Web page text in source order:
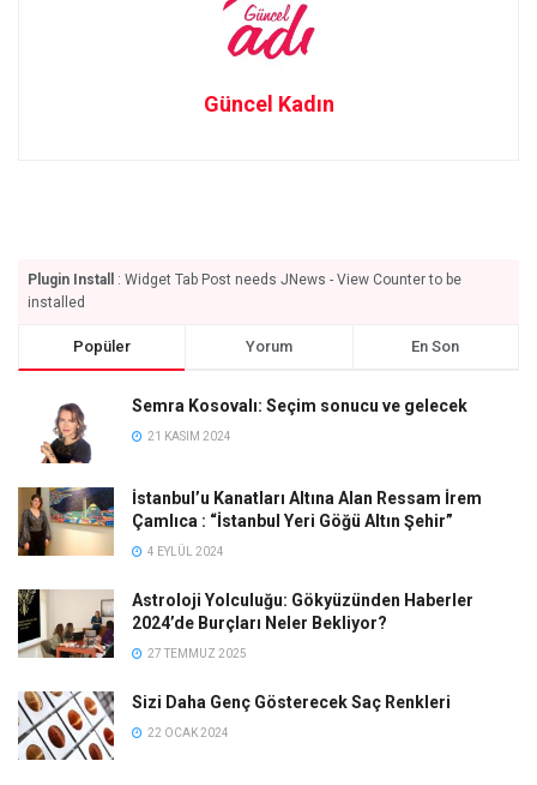
Güncel Kadın
Plugin Install
: Widget Tab Post needs JNews - View Counter to be
installed
Popüler Yorum En Son
Semra Kosovalı: Seçim sonucu ve gelecek
21 KASIM 2024
İstanbul’u Kanatları Altına Alan Ressam İrem
Çamlıca : “İstanbul Yeri Göğü Altın Şehir”
4 EYLÜL 2024
Astroloji Yolculuğu: Gökyüzünden Haberler
2024’de Burçları Neler Bekliyor?
27 TEMMUZ 2025
Sizi Daha Genç Gösterecek Saç Renkleri
22 OCAK 2024